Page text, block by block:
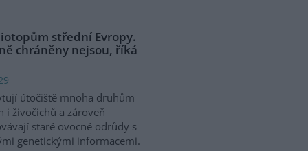
střední Evropy.
chráněny nejsou, říká
útočiště mnoha druhům
i živočichů a zároveň
staré ovocné odrůdy s
genetickými informacemi.